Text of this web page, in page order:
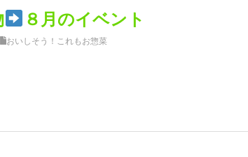
８月のイベント
おいしそう！これもお惣菜